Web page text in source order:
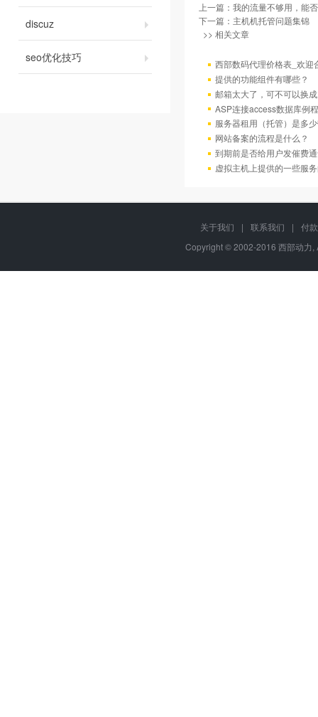
discuz
seo优化技巧
上一篇： 我的流量不够用，能
下一篇： 主机机托管问题集锦
>> 相关文章
西部数码代理价格表_欢迎
提供的功能组件有哪些？
邮箱太大了，可不可以换
ASP连接access数据库例程
服务器租用（托管）是多
网站备案的流程是什么？
到期前是否给用户发催费
虚拟主机上提供的一些服
关于我们 | 联系我们 |
付
Copyright © 2002-2016 西部动